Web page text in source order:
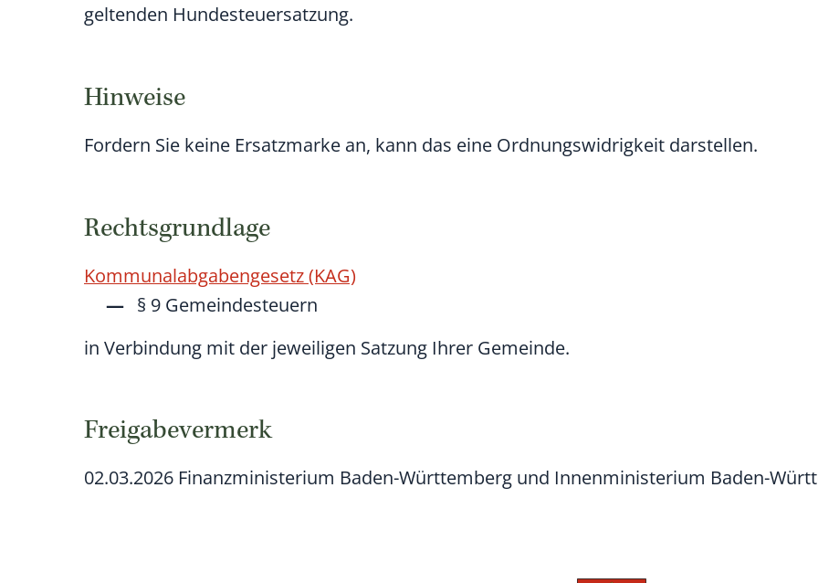
geltenden Hundesteuersatzung.
Hinweise
Fordern Sie keine Ersatzmarke an, kann das eine Ordnungswidrigkeit darstellen.
Rechtsgrundlage
Kommunalabgabengesetz (KAG)
§ 9 Gemeindesteuern
in Verbindung mit der jeweiligen Satzung Ihrer Gemeinde.
Freigabevermerk
02.03.2026 Finanzministerium Baden-Württemberg und Innenministerium Baden-